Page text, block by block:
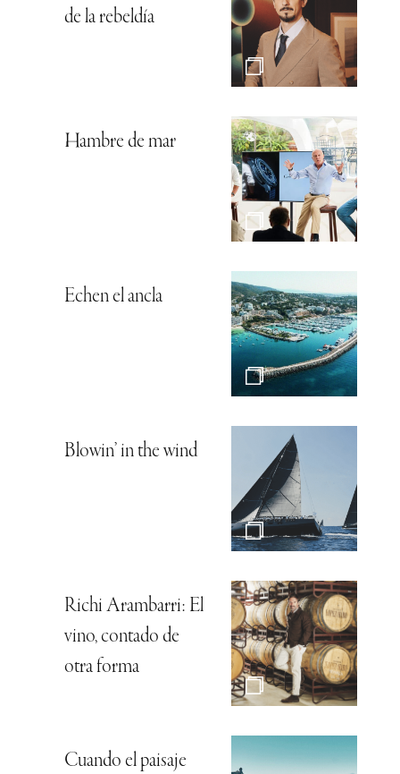
de la rebeldía
Hambre de mar
Echen el ancla
Blowin’ in the wind
Richi Arambarri: El
vino, contado de
otra forma
Cuando el paisaje